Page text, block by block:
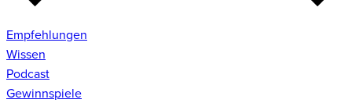
Empfehlungen
Wissen
Podcast
Gewinnspiele